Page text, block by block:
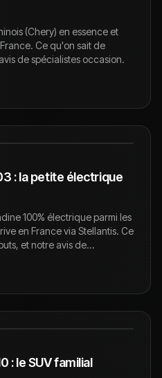
(Chery) en essence et
Ce qu'on sait de
de spécialistes occasion.
: la petite électrique
100% électrique parmi les
en France via Stellantis. Ce
et notre avis de
: le SUV familial